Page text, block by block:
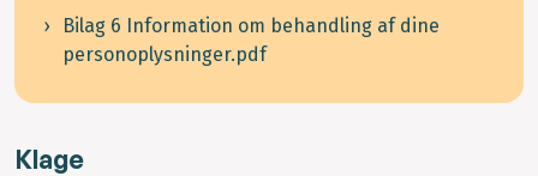
Bilag 6 Information om behandling af dine
personoplysninger.pdf
Klage